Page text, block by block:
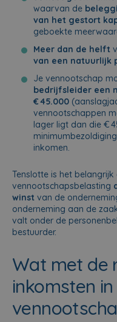
waarvan de
van het gestort
geboekte
Meer dan de helft
van een natuurlijk
Je vennootschap
bedrijfsleider een
€ 45.000
vennootschappen
lager ligt dan die €
inkomen.
Tenslotte is het
vennootschapsbelasting
winst van de
onderneming aan de
valt onder de
bestuurder.
Wat met de
inkomsten